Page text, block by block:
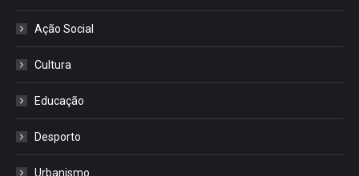
Ação Social
Cultura
Educação
Desporto
Urbanismo